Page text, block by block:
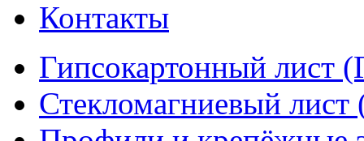
Контакты
Гипсокартонный лист
Стекломагниевый